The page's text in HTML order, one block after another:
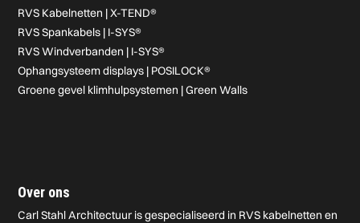
RVS Kabelnetten | X-TEND®
RVS Spankabels | I-SYS®
RVS Windverbanden | I-SYS®
Ophangsysteem displays | POSILOCK®
Groene gevel klimhulpsystemen | Green Walls
Over ons
Carl Stahl Architectuur is gespecialiseerd in RVS kabelnetten en